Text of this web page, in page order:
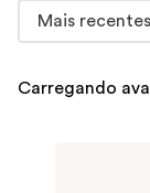
Mais recentes
Carregando